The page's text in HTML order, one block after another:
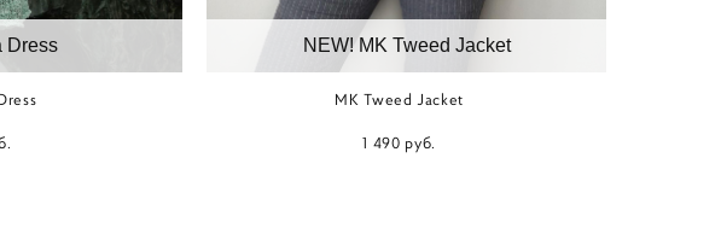
Dress NEW! MK Tweed Jacket
MK Tweed Jacket
1 490 pуб.